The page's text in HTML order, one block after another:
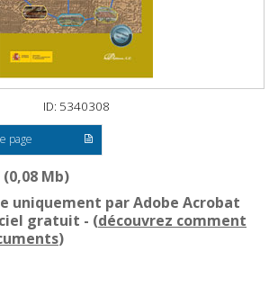
ID: 5340308
page
(0,08 Mb)
uniquement par Adobe Acrobat
gratuit - (découvrez comment
)